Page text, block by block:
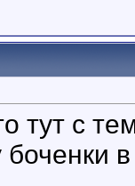
тут с
боченки